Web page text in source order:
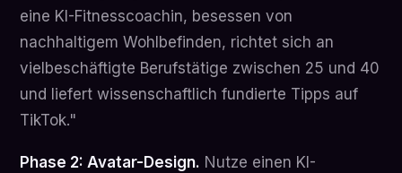
eine KI-Fitnesscoachin, besessen von
nachhaltigem Wohlbefinden, richtet sich an
vielbeschäftigte Berufstätige zwischen 25 und 40
und liefert wissenschaftlich fundierte Tipps auf
TikTok."
Phase 2: Avatar-Design. Nutze einen KI-